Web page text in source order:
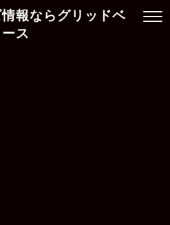
報ならグリッドベ
ース